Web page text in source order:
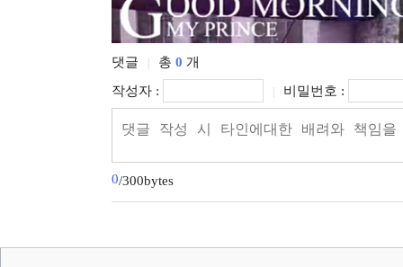
댓글 총 0 개
작성자 :
비밀번호 :
0/300bytes